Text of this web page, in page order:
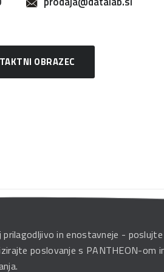
OBRAZEC
in enostavneje - poslujte
poslovanje s PANTHEON-om